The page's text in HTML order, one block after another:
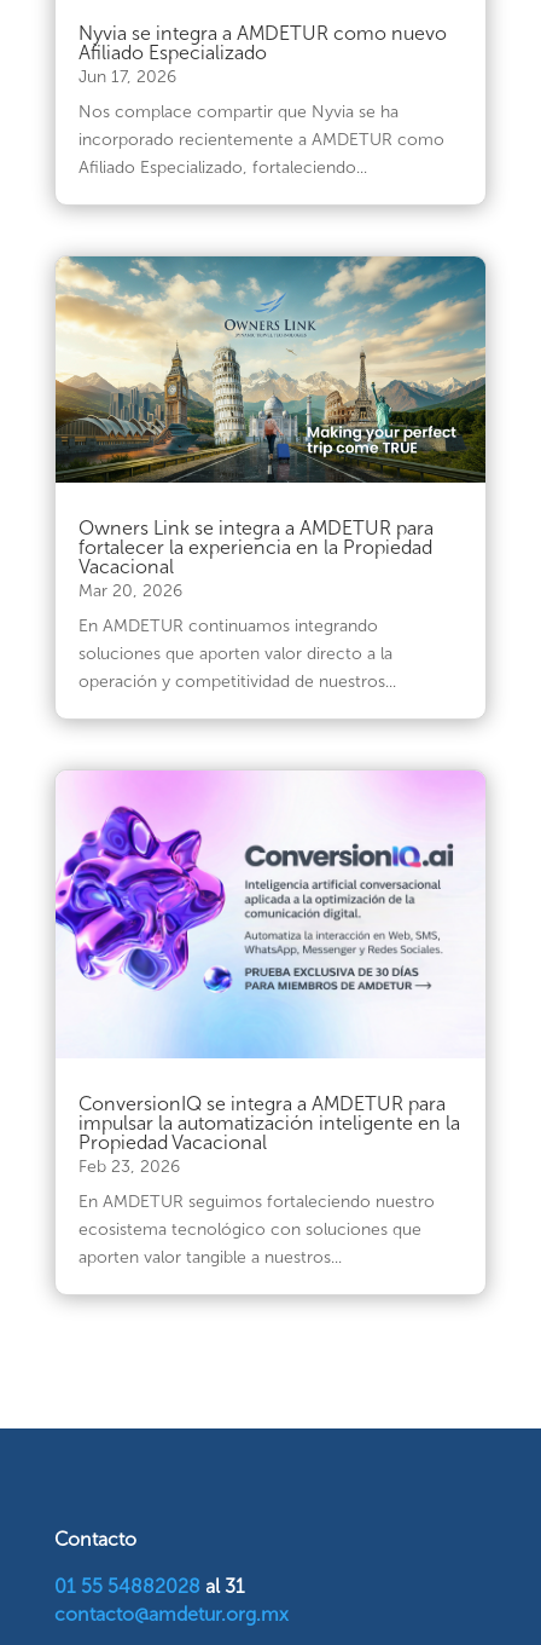
Nyvia se integra a AMDETUR como nuevo
Afiliado Especializado
Jun 17, 2026
Nos complace compartir que Nyvia se ha
incorporado recientemente a AMDETUR como
Afiliado Especializado, fortaleciendo...
Owners Link se integra a AMDETUR para
fortalecer la experiencia en la Propiedad
Vacacional
Mar 20, 2026
En AMDETUR continuamos integrando
soluciones que aporten valor directo a la
operación y competitividad de nuestros...
ConversionIQ se integra a AMDETUR para
impulsar la automatización inteligente en la
Propiedad Vacacional
Feb 23, 2026
En AMDETUR seguimos fortaleciendo nuestro
ecosistema tecnológico con soluciones que
aporten valor tangible a nuestros...
Contacto
01 55 54882028 al 31
contacto@amdetur.org.mx